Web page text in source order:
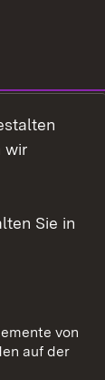
wir
Sie in
von
auf der